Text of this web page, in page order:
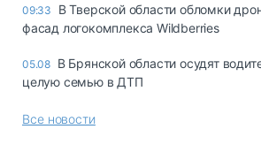
09:33
В Тверской области обломки
фасад логокомплекса Wildberries
05.08 В Брянской области осудят
целую семью в ДТП
Все новости